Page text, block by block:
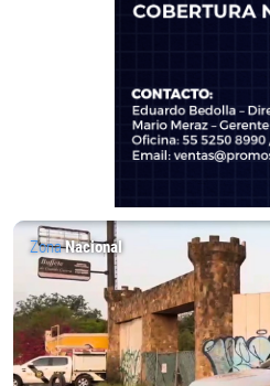
ZonaNacional